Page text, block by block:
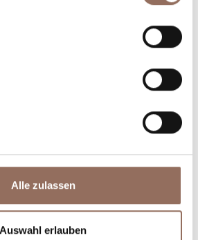
Alle zulassen
Auswahl erlauben
und isst, was du in jedem
Blick aufs Wetter in Echtzeit.